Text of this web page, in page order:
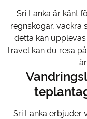
Sri Lanka är känt
regnskogar, vackra
detta kan
Travel kan du resa
Sri Lanka erbjuder